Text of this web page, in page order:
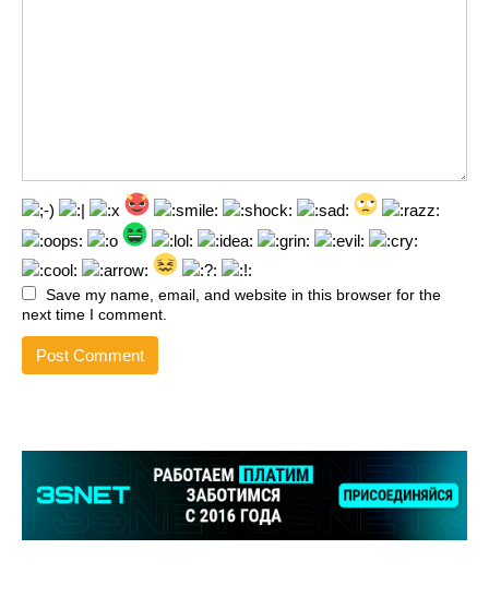
Save my name, email, and website in this browser for the
next time I comment.